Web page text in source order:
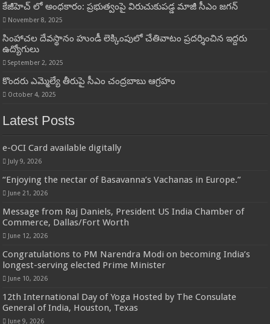
కేజీహెచ్ లో అంధకారం: ప్రభుత్వంపై విరుచుకుపడ్డ మాజీ సీఎం జగన్
November 8, 2025
సింహాచల దేవస్థానం హుండీ లెక్కింపులో చేతివాటం ప్రదర్శించిన ఇద్దరు
ఉద్యోగులు
September 2, 2025
కొందరు ఎమ్మెల్యే తీరుపై సీఎం చంద్రబాబు ఆగ్రహం
October 4, 2025
Latest Posts
e-OCI Card available digitally
July 9, 2026
“Enjoying the nectar of Basavanna’s Vachanas in Europe.”
June 21, 2026
Message from Raj Daniels, President US India Chamber of
Commerce, Dallas/Fort Worth
June 12, 2026
Congratulations to PM Narendra Modi on becoming India’s
longest-serving elected Prime Minister
June 10, 2026
12th International Day of Yoga Hosted by The Consulate
General of India, Houston, Texas
June 9, 2026